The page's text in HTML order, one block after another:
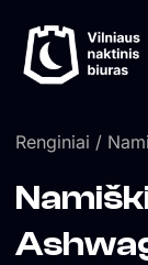
prie
turinio
Renginiai /